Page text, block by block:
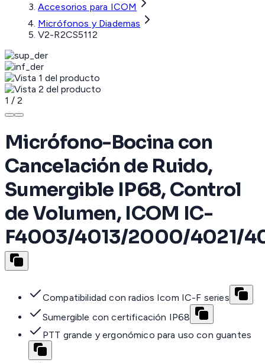
Accesorios para ICOM
Micrófonos y Diademas
V2-R2CS5112
1 / 2
Micrófono-Bocina con
Cancelación de Ruido,
Sumergible IP68, Control
de Volumen, ICOM IC-
F4003/4013/2000/4021/
Compatibilidad con radios Icom IC-F series
Sumergible con certificación IP68
PTT grande y ergonómico para uso con guantes